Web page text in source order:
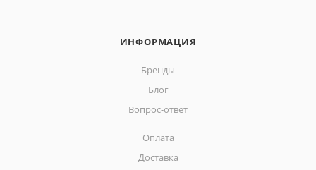
ИНФОРМАЦИЯ
Бренды
Блог
Вопрос-ответ
Оплата
Доставка